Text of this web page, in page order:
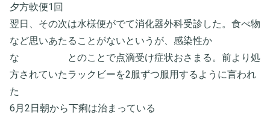
夕方軟便1回
翌日、その次は水様便がでて消化器外科受診した。食べ物
など思いあたることがないというが、感染性か
な とのことで点滴受け症状おさまる。前より処
方されていたラックビーを2服ずつ服用するように言われ
た
6月2日朝から下痢は治まっている